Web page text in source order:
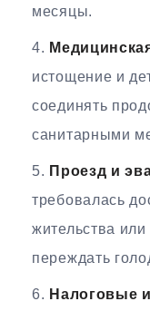
месяцы.
истощение и
соединять
санитарными
Проезд и
требовалась
жительства
переждать
Налоговые